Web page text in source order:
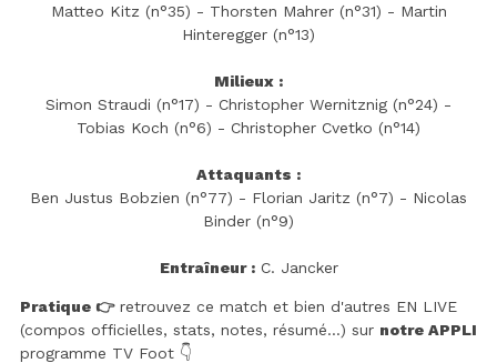
Matteo Kitz (n°35) - Thorsten Mahrer (n°31) - Martin
Hinteregger (n°13)
Milieux :
Simon Straudi (n°17) - Christopher Wernitznig (n°24) -
Tobias Koch (n°6) - Christopher Cvetko (n°14)
Attaquants :
Ben Justus Bobzien (n°77) - Florian Jaritz (n°7) - Nicolas
Binder (n°9)
Entraîneur :C. Jancker
Pratique 👉retrouvez ce match et bien d'autres EN LIVE
(compos officielles, stats, notes, résumé...) sur notre APPLI
programme TV Foot 👇